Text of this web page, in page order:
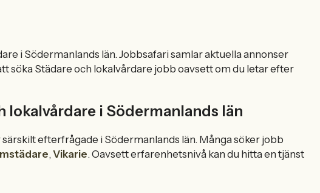
i Södermanlands län. Jobbsafari samlar aktuella annonser
söka Städare och lokalvårdare jobb oavsett om du letar efter
i Södermanlands län
efterfrågade i Södermanlands län. Många söker jobb
,Vikarie. Oavsett erfarenhetsnivå kan du hitta en tjänst